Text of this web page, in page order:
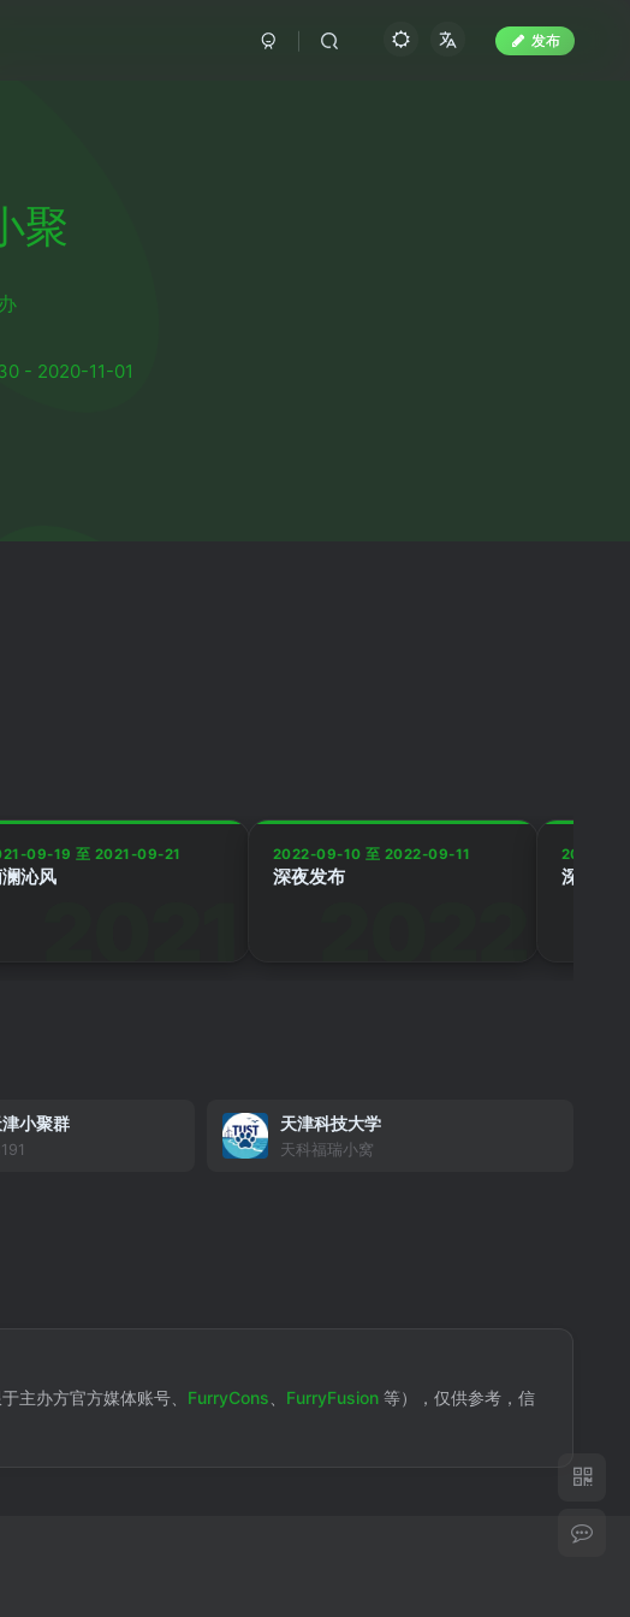
发布
聚
- 2020-11-01
09-19 至 2021-09-21
沁风
2022-09-10 至 2022-09-11
深夜发布
2022-
深夜发
津小聚群 天津科技大学
天科福瑞小窝
主办方官方媒体账号、 FurryCons FurryFusion等），仅供参考，信